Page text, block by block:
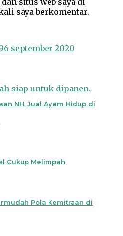
saya berkomentar.
NH, Jual Ayam Hidup di
Cukup Melimpah
Pola Kemitraan di